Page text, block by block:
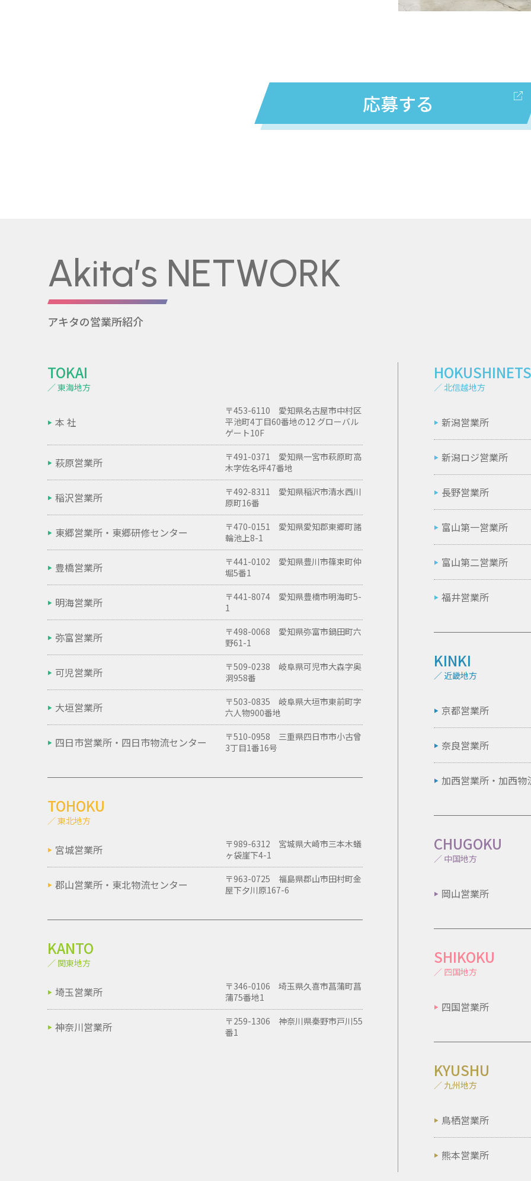
応募する
Akita’s NETWORK
アキタの営業所紹介
TOKAI
／ 東海地方
本 社
〒453-6110 愛知県名古屋市中村区
平池町4丁目60番地の12 グローバル
ゲート10F
萩原営業所
〒491-0371 愛知県一宮市萩原町高
木字佐名坪47番地
稲沢営業所
〒492-8311 愛知県稲沢市清水西川
原町16番
東郷営業所・ 東郷研修センター
〒470-0151 愛知県愛知郡東郷町諸
輪池上8-1
豊橋営業所
〒441-0102 愛知県豊川市篠束町仲
堀5番1
明海営業所
〒441-8074 愛知県豊橋市明海町5-
1
弥富営業所
〒498-0068 愛知県弥富市鍋田町六
野61-1
可児営業所
〒509-0238 岐阜県可児市大森字奥
洞958番
大垣営業所
〒503-0835 岐阜県大垣市東前町字
六人物900番地
四日市営業所・ 四日市物流センター
〒510-0958 三重県四日市市小古曾
3丁目1番16号
TOHOKU
／ 東北地方
宮城営業所
〒989-6312 宮城県大崎市三本木蟻
ヶ袋崖下4-1
郡山営業所・ 東北物流センター
〒963-0725 福島県郡山市田村町金
屋下夕川原167-6
KANTO
／ 関東地方
埼玉営業所
〒346-0106 埼玉県久喜市菖蒲町菖
蒲75番地1
神奈川営業所
〒259-1306 神奈川県秦野市戸川55
番1
／ 北信越地方
新潟営業所
新潟ロジ営業所
長野営業所
富山第一営業所
富山第二営業所
福井営業所
KINKI
／ 近畿地方
京都営業所
奈良営業所
加西営業所・ 加西物
CHUGOKU
／ 中国地方
岡山営業所
SHIKOKU
／ 四国地方
四国営業所
KYUSHU
／ 九州地方
鳥栖営業所
熊本営業所